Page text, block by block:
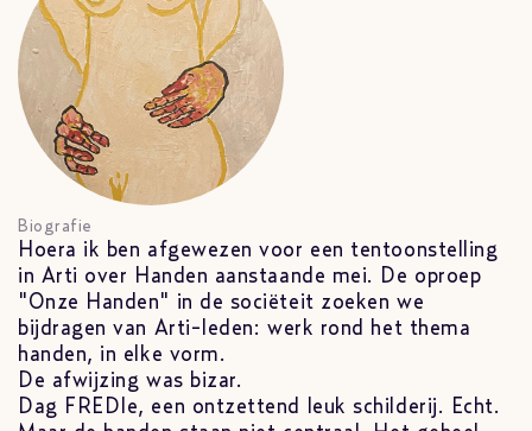
Biografie
Hoera ik ben afgewezen voor een tentoonstelling
in Arti over Handen aanstaande mei. De oproep
"Onze Handen" in de sociëteit zoeken we
bijdragen van Arti-leden: werk rond het thema
handen, in elke vorm.
De afwijzing was bizar.
Dag FREDIe, een ontzettend leuk schilderij. Echt.